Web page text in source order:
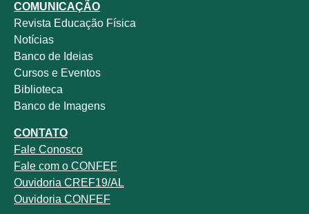
COMUNICAÇÃO
Revista Educação Física
Notícias
Banco de Ideias
Cursos e Eventos
Biblioteca
Banco de Imagens
CONTATO
Fale Conosco
Fale com o CONFEF
Ouvidoria CREF19/AL
Ouvidoria CONFEF